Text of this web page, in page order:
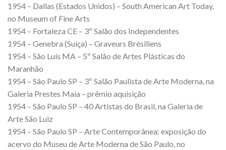
1954 – Dallas (Estados Unidos) – South American Art Today,
no Museum of Fine Arts
1954 – Fortaleza CE – 3º Salão dos Independentes
1954 – Genebra (Suíça) – Graveurs Brésiliens
1954 – São Luís MA – 5º Salão de Artes Plásticas do
Maranhão
1954 – São Paulo SP – 3º Salão Paulista de Arte Moderna, na
Galeria Prestes Maia – prêmio aquisição
1954 – São Paulo SP – 40 Artistas do Brasil, na Galeria de
Arte São Luiz
1954 – São Paulo SP – Arte Contemporânea: exposição do
acervo do Museu de Arte Moderna de São Paulo, no